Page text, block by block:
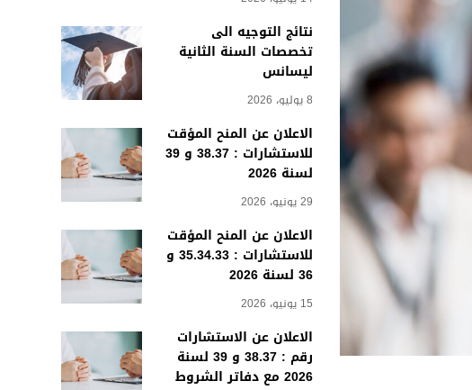
نتائج التوجيه الى
تخصصات السنة الثانية
ليسانس
8 يوليو، 2026
الاعلان عن المنح المؤقت
للاستشارات : 38.37 و 39
لسنة 2026
29 يونيو، 2026
الاعلان عن المنح المؤقت
للاستشارات : 35.34.33 و
36 لسنة 2026
15 يونيو، 2026
الاعلان عن الاستشارات
رقم : 38.37 و 39 لسنة
2026 مع دفاتر الشروط